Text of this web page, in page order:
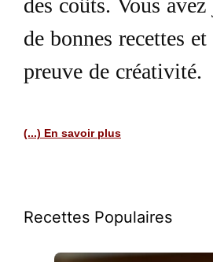
des coûts. Vous
de bonnes recettes
preuve de créativité.
(...) En savoir plus
Recettes Populaires